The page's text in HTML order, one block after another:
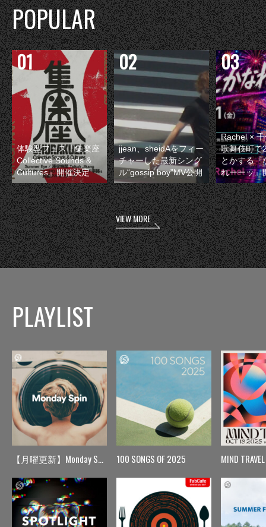
POPULAR
体験型フェス『集楽座
Collective Sounds &
Cultures』開催決定
jjean、sheidAをフィー
チャーした最新シング
ル“gossip boy”MV公開
Rachel ×
歌舞伎町で
とかする『
れーーッ』
VIEW MORE
PLAYLIST
【月曜更新】Monday Spin 100 SONGS OF 2025 MIND TRAVEL